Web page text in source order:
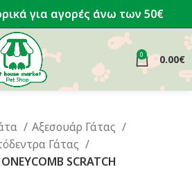
για αγορές άνω των 50€
0 0.00€
Αξεσουάρ Γάτας
Γάτας
SCRATCH